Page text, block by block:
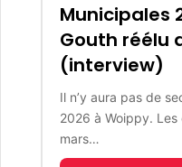
Municipales
Gouth réélu
(interview)
Il n’y aura pas de
2026 à Woippy.
mars…